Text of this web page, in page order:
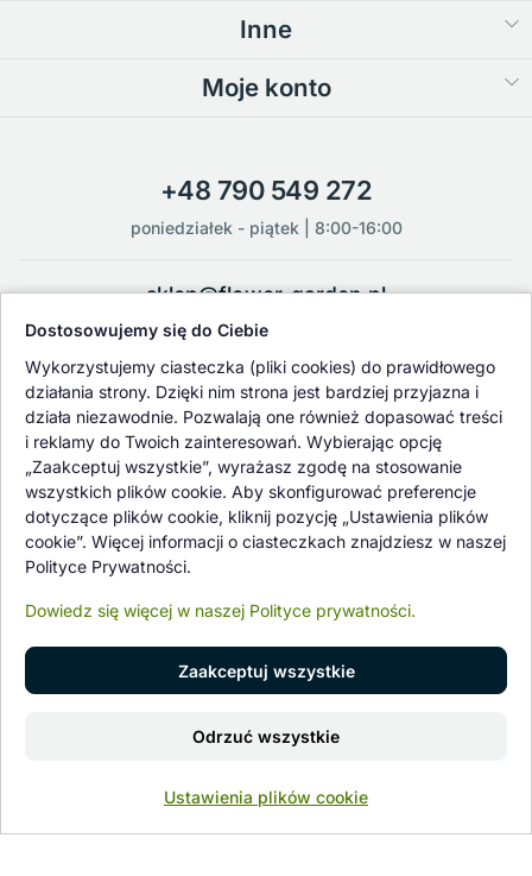
Dodaj do koszyka
Inne
Moje konto
+48 790 549 272
poniedziałek - piątek | 8:00-16:00
sklep@flower-garden.pl
Oferowane przez nas rośliny i nasiona podlegają regularnej ścisłej
kontroli jakości oraz kontroli zdrowotnej przeprowadzanej przez
wykwalifikowane osoby z Państwowej Inspekcji Ochrony Roślin i
Nasiennictwa.
© 1997 - 2026 flower-garden.pl | Wszelkie prawa zastrzeżone.
Dostosowujemy się do Ciebie
Wykorzystujemy ciasteczka (pliki cookies) do prawidłowego
działania strony. Dzięki nim strona jest bardziej przyjazna i
działa niezawodnie. Pozwalają one również dopasować treści
i reklamy do Twoich zainteresowań. Wybierając opcję
„Zaakceptuj wszystkie”, wyrażasz zgodę na stosowanie
wszystkich plików cookie. Aby skonfigurować preferencje
dotyczące plików cookie, kliknij pozycję „Ustawienia plików
cookie”. Więcej informacji o ciasteczkach znajdziesz w naszej
Polityce Prywatności.
Dowiedz się więcej w naszej Polityce prywatności.
Zaakceptuj wszystkie
Odrzuć wszystkie
Ustawienia plików cookie